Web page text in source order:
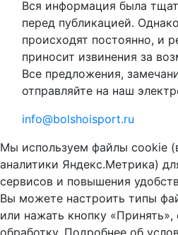
Вся информация была
перед публикацией.
происходят постоянно, и
приносит извинения за
Все предложения,
отправляйте на наш
info@bolshoisport.ru
Мы используем файлы cookie
аналитики Яндекс.Метрика)
сервисов и повышения
Вы можете настроить типы
или нажать кнопку «Принять»,
обработку. Подробнее об